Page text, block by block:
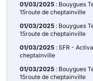
01/03/2025 : Bouygues
15route de cheptainville
01/03/2025 : Bouygues
15route de cheptainville
01/03/2025 : SFR -
cheptainville
01/03/2025 : Bouygues
15route de cheptainville